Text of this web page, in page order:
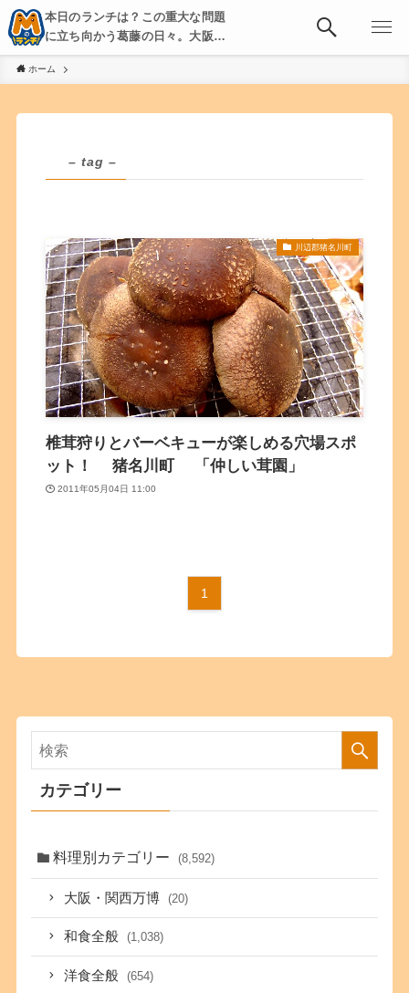
本日のランチは？この重大な問題
に立ち向かう葛藤の日々。大阪・
京都・神戸を中心とした食べ歩
き、飲み歩きを綴る。
ホーム
– tag –
川辺郡猪名川町
椎茸狩りとバーベキューが楽しめる穴場スポ
ット！ 猪名川町 「仲しい茸園」
2011年05月04日 11:00
1
カテゴリー
料理別カテゴリー (8,592)
大阪・関西万博 (20)
和食全般 (1,038)
洋食全般 (654)